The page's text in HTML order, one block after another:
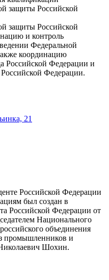
защиты Российской
защиты Российской
и контроль
Федеральной
координацию
Российской Федерации и
Федерации.
21
Российской Федерации
был создан в
Российской Федерации от
Национального
объединения
промышленников и
Шохин.